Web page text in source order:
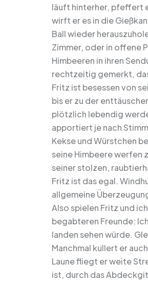
läuft hinterher, pfeffert
wirft er es in die
Ball wieder
Zimmer, oder in offene
Himbeeren in ihren
rechtzeitig gemerkt,
Fritz ist besessen von
bis er zu der
plötzlich lebendig
apportiert je nach
Kekse und Würstchen
seine Himbeere werfen
seiner stolzen,
Fritz ist das egal.
allgemeine
Also spielen Fritz und
begabteren Freunde:
landen sehen würde.
Manchmal kullert er
Laune fliegt er weite
ist, durch das